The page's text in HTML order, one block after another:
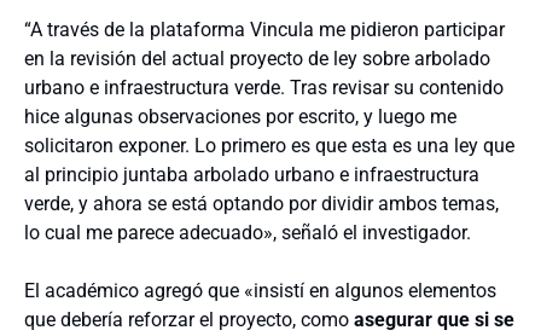
“A través de la plataforma Vincula me pidieron participar
en la revisión del actual proyecto de ley sobre arbolado
urbano e infraestructura verde. Tras revisar su contenido
hice algunas observaciones por escrito, y luego me
solicitaron exponer. Lo primero es que esta es una ley que
al principio juntaba arbolado urbano e infraestructura
verde, y ahora se está optando por dividir ambos temas,
lo cual me parece adecuado», señaló el investigador.
El académico agregó que «insistí en algunos elementos
que debería reforzar el proyecto, como asegurar que si se